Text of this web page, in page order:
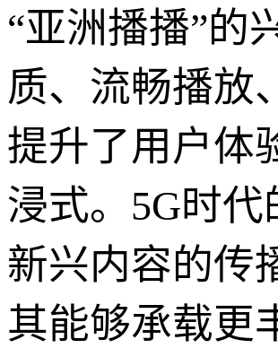
“亚洲播播”的
质、流畅播
提升了用户体
浸式。5G时
新兴内容的传
其能够承载更